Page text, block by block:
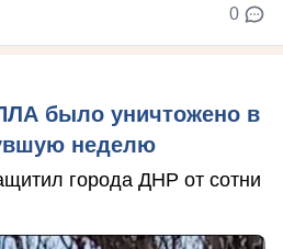
0
было уничтожено в
неделю
города ДНР от сотни